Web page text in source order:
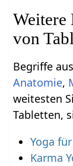
Begriffe
Anatomie,
weitesten
Yoga
Karma